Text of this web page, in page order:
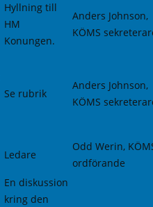
Hyllning till
HM
Konungen.
Anders Johnson,
KÖMS
Se rubrik
Anders Johnson,
KÖMS
Ledare
Odd Werin,
ordförande
En diskussion
kring den